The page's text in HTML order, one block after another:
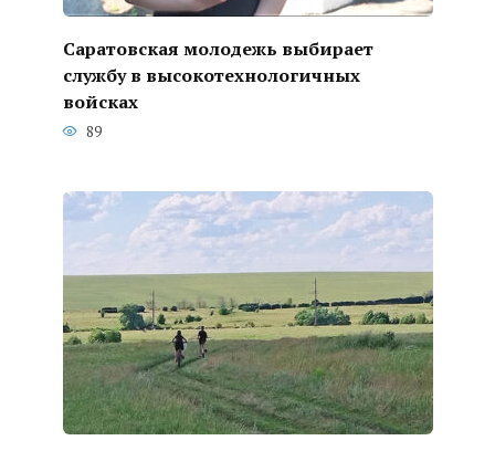
Саратовская молодежь выбирает
службу в высокотехнологичных
войсках
89